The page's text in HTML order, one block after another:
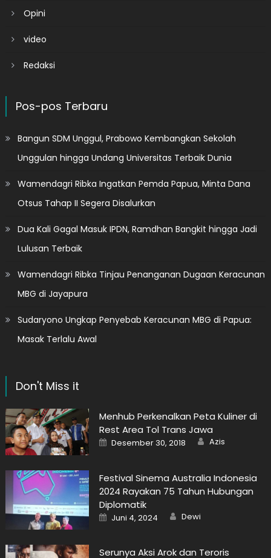
Opini
video
Redaksi
Pos-pos Terbaru
Bangun SDM Unggul, Prabowo Kembangkan Sekolah
Unggulan hingga Undang Universitas Terbaik Dunia
Wamendagri Ribka Ingatkan Pemda Papua, Minta Dana
Otsus Tahap II Segera Disalurkan
Dua Kali Gagal Masuk IPDN, Ramdhan Bangkit hingga Jadi
Lulusan Terbaik
Wamendagri Ribka Tinjau Penanganan Dugaan Keracunan
MBG di Jayapura
Sudaryono Ungkap Penyebab Keracunan MBG di Papua:
Masak Terlalu Awal
Don't Miss it
Menhub Perkenalkan Peta Kuliner di
Rest Area Tol Trans Jawa
Posted
on
Desember 30, 2018 Author
Azis
Festival Sinema Australia Indonesia
2024 Rayakan 75 Tahun Hubungan
Diplomatik
Posted
on
Juni 4, 2024 Author
Dewi
Serunya Aksi Arok dan Teroris